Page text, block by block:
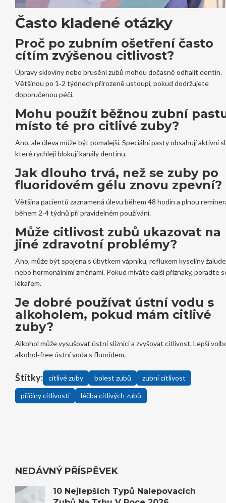
Často kladené otázky
Proč po zubním ošetření často
cítím zvýšenou citlivost?
Úpravy skloviny nebo brusění zubů mohou dočasně odhalit dentin.
Většinou po 1‑2 týdnech přirozeně ustoupí, pokud dodržujete
doporučenou péči.
Mohu použít běžnou zubní
místo té pro citlivé zuby?
Ano, ale úleva může být pomalejší. Speciální pasty obsahují aktivní
které rychleji blokují kanály dentinu.
Jak dlouho trvá, než se zuby po
fluoridovém gélu znovu zpevní?
Většina pacientů zaznamená úlevu během 48 hodin a plnou
během 2‑4 týdnů při pravidelném používání.
Může citlivost zubů ukazovat na
jiné zdravotní problémy?
Ano, může být spojena s úbytkem vápníku, refluxem kyseliny
nebo hormonálními změnami. Pokud míváte další příznaky, poradte
lékařem.
Je dobré používat ústní vodu s
alkoholem, pokud mám citlivé
zuby?
Alkohol může vysušovat ústní sliznici a zvyšovat citlivost. Lepší
alkohol‑free ústní voda s fluoridem.
Štítky: citlivé zuby bolest zubů zubní citlivost
příčiny citlivosti léčba citlivých zubů
NEDÁVNÝ PŘÍSPĚVEK
10 Nejlepších Typů Nalepovacích